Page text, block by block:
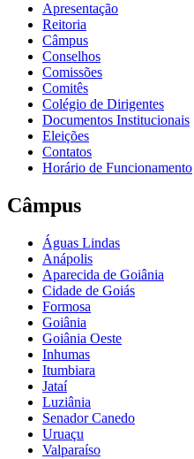
Apresentação
Reitoria
Câmpus
Conselhos
Comissões
Comitês
Colégio de Dirigentes
Documentos Institucionais
Eleições
Contatos
Horário de Funcionamento
Câmpus
Águas Lindas
Anápolis
Aparecida de Goiânia
Cidade de Goiás
Formosa
Goiânia
Goiânia Oeste
Inhumas
Itumbiara
Jataí
Luziânia
Senador Canedo
Uruaçu
Valparaíso